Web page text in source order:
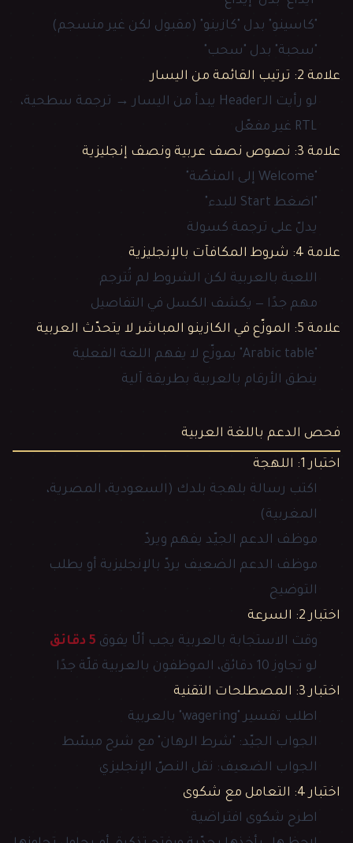
"كاسينو" بدل "كازينو" (مقبول لكن غير منسجم)
"سحبة" بدل "سحب"
علامة 2: ترتيب القائمة من اليسار
لو رأيت الـHeader يبدأ من اليسار → ترجمة سطحية،
RTL غير مفعّل
علامة 3: نصوص نصف عربية ونصف إنجليزية
"اضغط Start للبدء"
يدلّ على ترجمة كسولة
علامة 4: شروط المكافآت بالإنجليزية
اللعبة بالعربية لكن الشروط لم تُترجم
مهم جدًا — يكشف الكسل في التفاصيل
علامة 5: الموزّع في الكازينو المباشر لا يتحدّث العربية
ينطق الأرقام بالعربية بطريقة آلية
فحص الدعم باللغة العربية
اختبار 1: اللهجة
اكتب رسالة بلهجة بلدك (السعودية، المصرية،
المغربية)
موظف الدعم الجيّد يفهم ويردّ
موظف الدعم الضعيف يردّ بالإنجليزية أو يطلب
التوضيح
اختبار 2: السرعة
وقت الاستجابة بالعربية يجب ألّا يفوق 5 دقائق
لو تجاوز 10 دقائق، الموظفون بالعربية قلّة جدًا
اختبار 3: المصطلحات التقنية
اطلب تفسير "wagering" بالعربية
الجواب الجيّد: "شرط الرهان" مع شرح مبسّط
الجواب الضعيف: نقل النصّ الإنجليزي
اختبار 4: التعامل مع شكوى
اطرح شكوى افتراضية